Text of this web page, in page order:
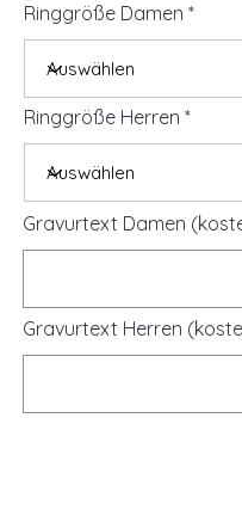
Ringgröße Damen
Ringgröße Herren
Gravurtext Damen
Gravurtext Herren